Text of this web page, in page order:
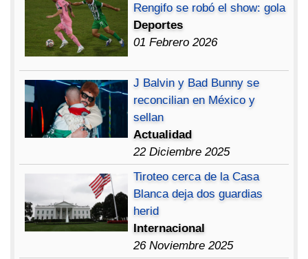
Rengifo se robó el show: gola
Deportes
01 Febrero 2026
J Balvin y Bad Bunny se
reconcilian en México y
sellan
Actualidad
22 Diciembre 2025
Tiroteo cerca de la Casa
Blanca deja dos guardias
herid
Internacional
26 Noviembre 2025